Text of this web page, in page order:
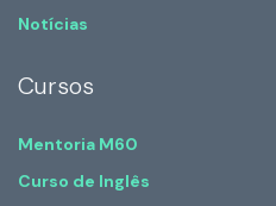
Notícias
Cursos
Mentoria M60
Curso de Inglês